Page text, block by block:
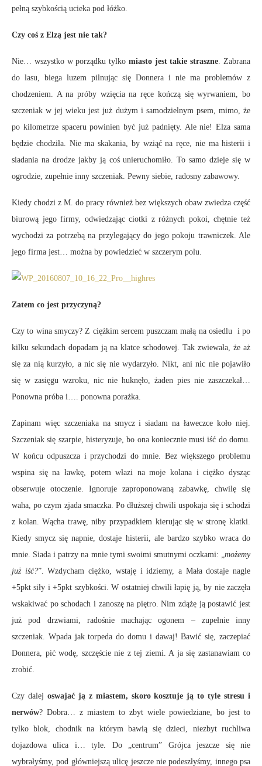
pełną szybkością ucieka pod łóżko.
Czy coś z Elzą jest nie tak?
Nie… wszystko w porządku tylko miasto jest takie straszne. Zabrana
do lasu, biega luzem pilnując się Donnera i nie ma problemów z
chodzeniem. A na próby wzięcia na ręce kończą się wyrwaniem, bo
szczeniak w jej wieku jest już dużym i samodzielnym psem, mimo, że
po kilometrze spaceru powinien być już padnięty. Ale nie! Elza sama
będzie chodziła. Nie ma skakania, by wziąć na ręce, nie ma histerii i
siadania na drodze jakby ją coś unieruchomiło. To samo dzieje się w
ogrodzie, zupełnie inny szczeniak. Pewny siebie, radosny zabawowy.
Kiedy chodzi z M. do pracy również bez większych obaw zwiedza część
biurową jego firmy, odwiedzając ciotki z różnych pokoi, chętnie też
wychodzi za potrzebą na przylegający do jego pokoju trawniczek. Ale
jego firma jest… można by powiedzieć w szczerym polu.
Zatem co jest przyczyną?
Czy to wina smyczy? Z ciężkim sercem puszczam małą na osiedlu i po
kilku sekundach dopadam ją na klatce schodowej. Tak zwiewała, że aż
się za nią kurzyło, a nic się nie wydarzyło. Nikt, ani nic nie pojawiło
się w zasięgu wzroku, nic nie huknęło, żaden pies nie zaszczekał…
Ponowna próba i…. ponowna porażka.
Zapinam więc szczeniaka na smycz i siadam na ławeczce koło niej.
Szczeniak się szarpie, histeryzuje, bo ona koniecznie musi iść do domu.
W końcu odpuszcza i przychodzi do mnie. Bez większego problemu
wspina się na ławkę, potem włazi na moje kolana i ciężko dysząc
obserwuje otoczenie. Ignoruje zaproponowaną zabawkę, chwilę się
waha, po czym zjada smaczka. Po dłuższej chwili uspokaja się i schodzi
z kolan. Wącha trawę, niby przypadkiem kierując się w stronę klatki.
Kiedy smycz się napnie, dostaje histerii, ale bardzo szybko wraca do
mnie. Siada i patrzy na mnie tymi swoimi smutnymi oczkami: „możemy
już iść?”. Wzdycham ciężko, wstaję i idziemy, a Mała dostaje nagle
+5pkt siły i +5pkt szybkości. W ostatniej chwili łapię ją, by nie zaczęła
wskakiwać po schodach i zanoszę na piętro. Nim zdążę ją postawić jest
już pod drzwiami, radośnie machając ogonem – zupełnie inny
szczeniak. Wpada jak torpeda do domu i dawaj! Bawić się, zaczepiać
Donnera, pić wodę, szczęście nie z tej ziemi. A ja się zastanawiam co
zrobić.
Czy dalej oswajać ją z miastem, skoro kosztuje ją to tyle stresu i
nerwów? Dobra… z miastem to zbyt wiele powiedziane, bo jest to
tylko blok, chodnik na którym bawią się dzieci, niezbyt ruchliwa
dojazdowa ulica i… tyle. Do „centrum” Grójca jeszcze się nie
wybrałyśmy, pod główniejszą ulicę jeszcze nie podeszłyśmy, innego psa